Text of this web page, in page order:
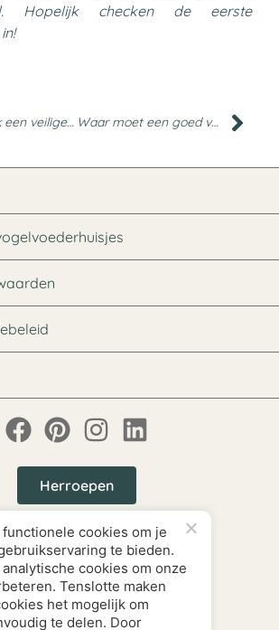
Hopelijk checken de eerste
Hoe maak ik een veilige tuin voor vogels? Waar moet een goed vogelbad aan voldoen?
Herroepen
cookies om je
te bieden.
cookies om onze
Tenslotte maken
het mogelijk om
te delen. Door